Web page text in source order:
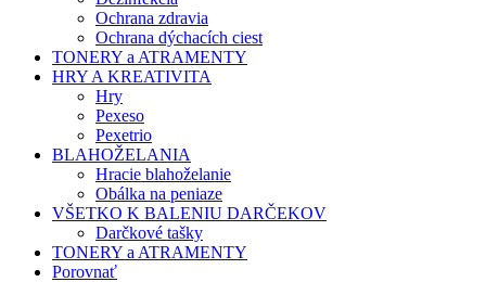
Ochrana zdravia
Ochrana dýchacích ciest
TONERY a ATRAMENTY
HRY A KREATIVITA
Hry
Pexeso
Pexetrio
BLAHOŽELANIA
Hracie blahoželanie
Obálka na peniaze
VŠETKO K BALENIU DARČEKOV
Darčkové tašky
TONERY a ATRAMENTY
Porovnať